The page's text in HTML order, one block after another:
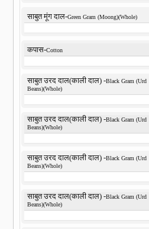
साबुत मूंग दाल-Green Gram (Moong)(Whole)
कपास-Cotton
साबुत उरद दाल(काली दाल) -Black Gram (Urd
Beans)(Whole)
साबुत उरद दाल(काली दाल) -Black Gram (Urd
Beans)(Whole)
साबुत उरद दाल(काली दाल) -Black Gram (Urd
Beans)(Whole)
साबुत उरद दाल(काली दाल) -Black Gram (Urd
Beans)(Whole)